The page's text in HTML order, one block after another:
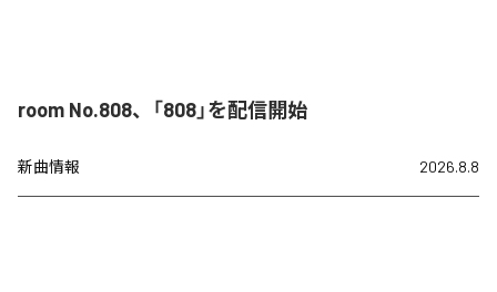
room No.808、「808」を配信開始
新曲情報 2026.8.8